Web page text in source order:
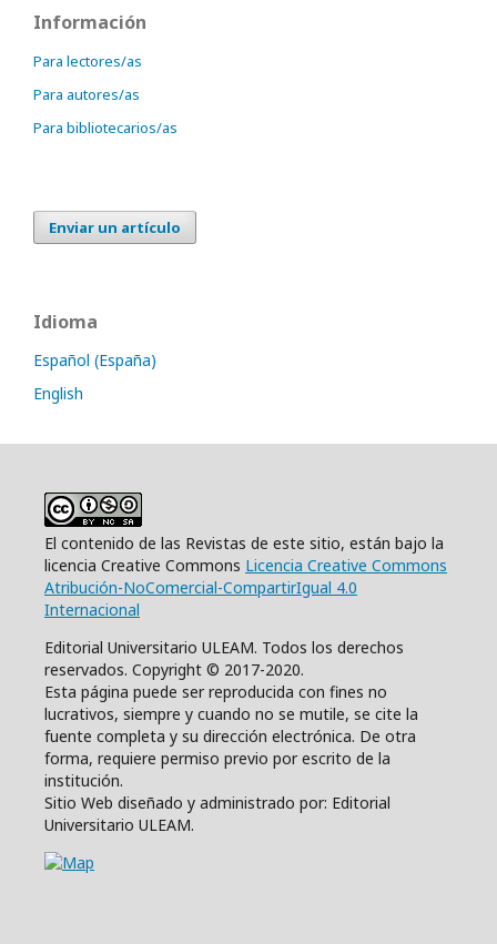
Información
Para lectores/as
Para autores/as
Para bibliotecarios/as
Enviar un artículo
Idioma
Español (España)
English
El contenido de las Revistas de este sitio, están bajo la
licencia Creative Commons Licencia Creative Commons
Atribución-NoComercial-CompartirIgual 4.0
Internacional
Editorial Universitario ULEAM. Todos los derechos
reservados. Copyright © 2017-2020.
Esta página puede ser reproducida con fines no
lucrativos, siempre y cuando no se mutile, se cite la
fuente completa y su dirección electrónica. De otra
forma, requiere permiso previo por escrito de la
institución.
Sitio Web diseñado y administrado por: Editorial
Universitario ULEAM.